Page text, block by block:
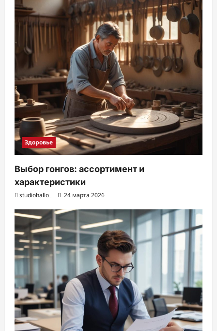
Здоровье
Выбор гонгов: ассортимент и
характеристики
studiohallo_ 24 марта 2026